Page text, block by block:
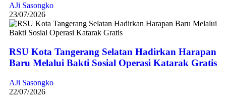
AJi Sasongko
23/07/2026
RSU Kota Tangerang Selatan Hadirkan Harapan
Baru Melalui Bakti Sosial Operasi Katarak Gratis
AJi Sasongko
22/07/2026